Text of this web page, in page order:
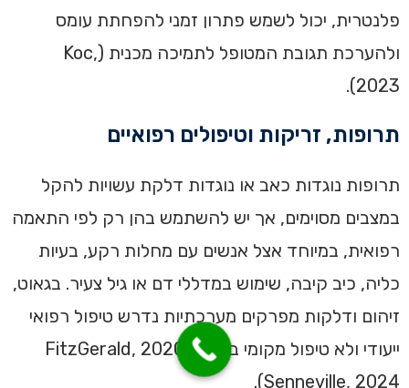
פלנטרית, יכול לשמש פתרון זמני להפחתת עומס
ולהערכת תגובת המטופל לתמיכה מכנית (Koc,
2023).
תרופות, זריקות וטיפולים רפואיים
תרופות נוגדות כאב או נוגדות דלקת עשויות להקל
במצבים מסוימים, אך יש להשתמש בהן רק לפי התאמה
רפואית, במיוחד אצל אנשים עם מחלות רקע, בעיות
כליה, כיב קיבה, שימוש במדללי דם או גיל צעיר. בגאוט,
זיהום ודלקות מפרקים מערכתיות נדרש טיפול רפואי
ייעודי ולא טיפול מקומי בלבד (FitzGerald, 2020;
Senneville, 2024).